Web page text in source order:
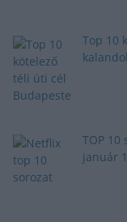
Top 10
TOP 10
január